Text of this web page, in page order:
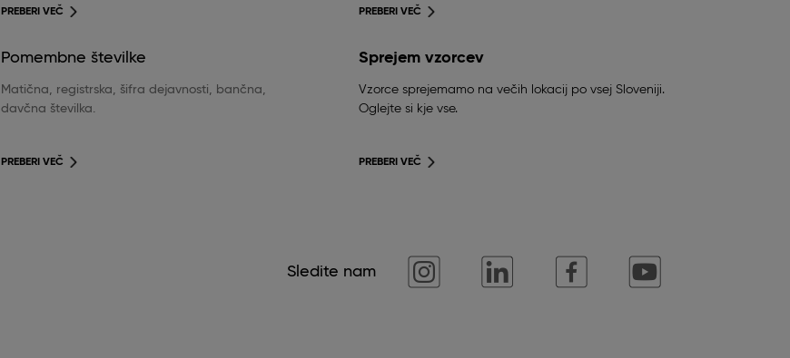
PREBERI VEČ PREBERI VEČ
Pomembne številke
Matična, registrska, šifra dejavnosti, bančna,
davčna številka.
PREBERI VEČ
Sprejem vzorcev
Vzorce sprejemamo na večih lokacij po vsej Sloveniji.
Oglejte si kje vse.
PREBERI VEČ
Sledite nam